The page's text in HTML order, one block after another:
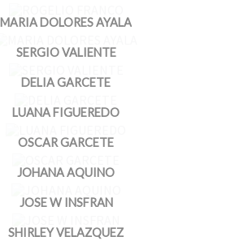
MARIA DOLORES AYALA
SERGIO VALIENTE
DELIA GARCETE
LUANA FIGUEREDO
OSCAR GARCETE
JOHANA AQUINO
JOSE W INSFRAN
SHIRLEY VELAZQUEZ